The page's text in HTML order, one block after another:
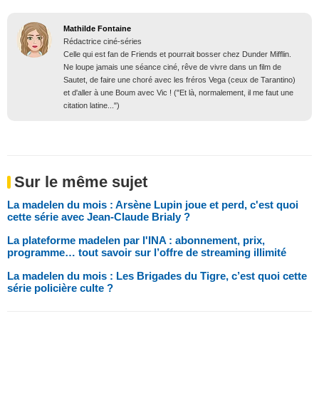
Mathilde Fontaine
Rédactrice ciné-séries
Celle qui est fan de Friends et pourrait bosser chez Dunder Mifflin.
Ne loupe jamais une séance ciné, rêve de vivre dans un film de
Sautet, de faire une choré avec les fréros Vega (ceux de Tarantino)
et d'aller à une Boum avec Vic ! ("Et là, normalement, il me faut une
citation latine...")
Sur le même sujet
La madelen du mois : Arsène Lupin joue et perd, c'est quoi
cette série avec Jean-Claude Brialy ?
La plateforme madelen par l'INA : abonnement, prix,
programme… tout savoir sur l’offre de streaming illimité
La madelen du mois : Les Brigades du Tigre, c’est quoi cette
série policière culte ?